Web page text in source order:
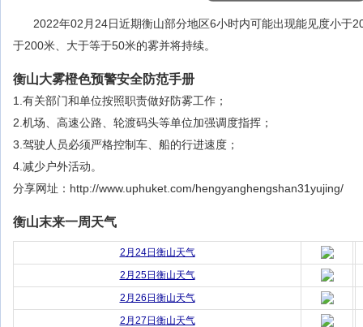
2022年02月24日近期衡山部分地区6小时内可能出现能见度小于
于200米、大于等于50米的雾并将持续。
衡山大雾橙色预警安全防范手册
1.有关部门和单位按照职责做好防雾工作；
2.机场、高速公路、轮渡码头等单位加强调度指挥；
3.驾驶人员必须严格控制车、船的行进速度；
4.减少户外活动。
分享网址：http://www.uphuket.com/hengyanghengshan31yujing/
衡山末来一周天气
2月24日衡山天气
2月25日衡山天气
2月26日衡山天气
2月27日衡山天气